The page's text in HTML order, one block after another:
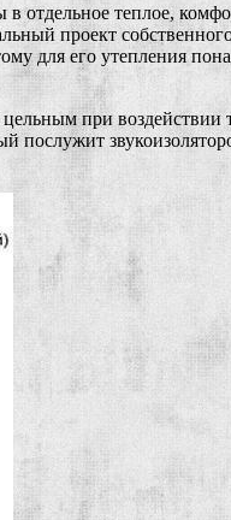
отдельное теплое,
проект
для его утепления
при
послужит